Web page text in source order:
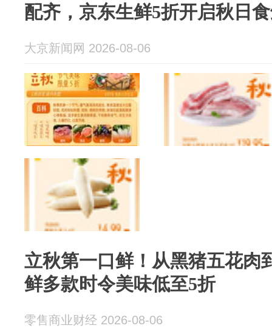
配齐，京东生鲜5折开启秋日
大京新闻网 2026-08-06
立秋第一口鲜！从黑猪五花肉
鲜多款时令美味低至5折
零售商业财经 2026-08-06